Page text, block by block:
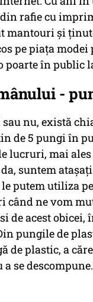
rafie cu
mantouri şi
pe piaţa
poarte în public
-
nu, există
de 5 pungi în
lucruri, mai
suntem
putem utiliza
ne vom
de acest
pungile de
de plastic, a
a se descompune.